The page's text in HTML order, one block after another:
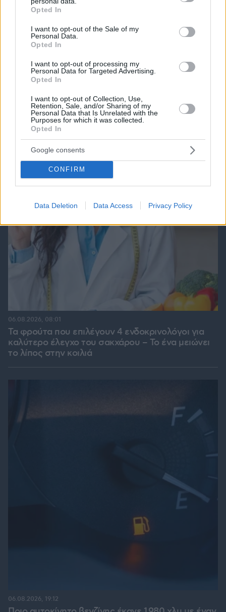
grant or deny consent to Google and its third-party tags to
use your data for below specified purposes in below Google
consent section.
Opted In
I want to opt-out of the Sale of my
Personal Data.
Opted In
I want to opt-out of processing my
Personal Data for Targeted Advertising.
Opted In
I want to opt-out of Collection, Use,
Retention, Sale, and/or Sharing of my
Personal Data that Is Unrelated with the
Purposes for which it was collected.
Opted In
Google consents
CONFIRM
Data Deletion Data Access Privacy Policy
Cut The Rope
ΔΕΙΤΕ ΟΛΑ ΤΑ GAMES
Best of Network
Τα φρούτα που επιλέγουν 4 ενδοκρινολόγοι για
καλύτερο έλεγχο του σακχάρου – Το ένα μειώνει
το λίπος στην κοιλιά
06.08.2026, 08:01
06.08.2026, 19:12